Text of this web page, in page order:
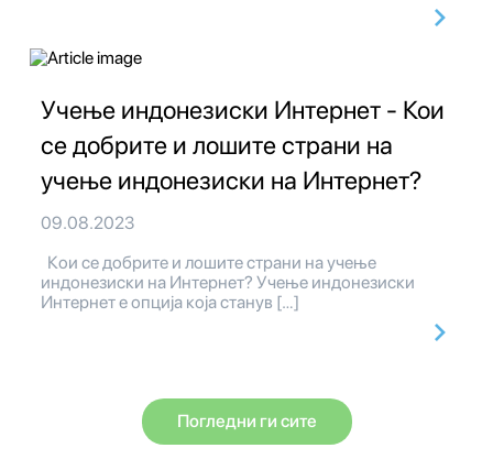
Учење индонезиски Интернет - Кои
се добрите и лошите страни на
учење индонезиски на Интернет?
09.08.2023
Кои се добрите и лошите страни на учење
индонезиски на Интернет? Учење индонезиски
Интернет е опција која станув […]
Погледни ги сите